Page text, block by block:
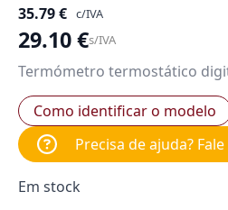
35.79€ c/IVA
29.10€s/IVA
Termómetro termostático
Como identificar o modelo
Precisa de ajuda?
Em stock